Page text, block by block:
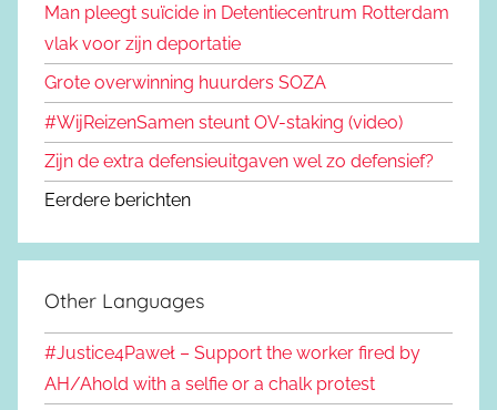
Man pleegt suïcide in Detentiecentrum Rotterdam
vlak voor zijn deportatie
Grote overwinning huurders SOZA
#WijReizenSamen steunt OV-staking (video)
Zijn de extra defensieuitgaven wel zo defensief?
Eerdere berichten
Other Languages
#Justice4Paweł – Support the worker fired by
AH/Ahold with a selfie or a chalk protest